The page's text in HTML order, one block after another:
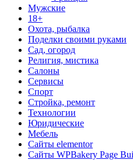
Мужские
18+
Охота, рыбалка
Поделки своими руками
Сад, огород
Религия, мистика
Салоны
Сервисы
Спорт
Стройка, ремонт
Технологии
Юридические
Мебель
Сайты elementor
Сайты WPBakery Page